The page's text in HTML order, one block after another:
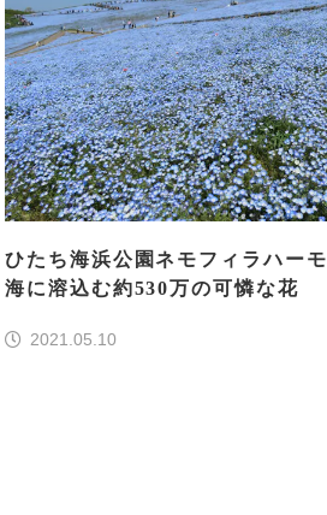
ひたち海浜公園ネモフィラハー
海に溶込む約530万の可憐な花
2021.05.10